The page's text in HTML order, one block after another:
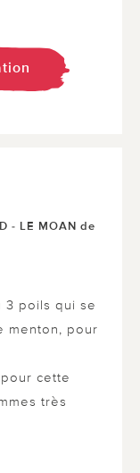
- LE MOAN de
3 poils qui se
menton, pour
cette
très